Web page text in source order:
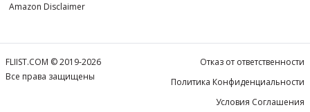
Amazon Disclaimer
FLIIST.COM © 2019-2026
Все права защищены
Отказ от ответственности
Политика Конфиденциальности
Условия Соглашения